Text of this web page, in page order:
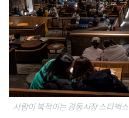
사람이 북적이는 경동시장 스타벅스